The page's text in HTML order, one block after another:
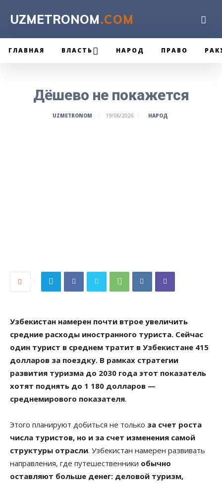
UZMETRONOM.COM
ГЛАВНАЯ ВЛАСТЬ НАРОД ПРАВО
Дёшево не покажется
UZMETRONOM 19/06/2026 НАРОД
Узбекистан намерен почти втрое увеличить
средние расходы иностранного туриста. Сейчас
один турист в среднем тратит в Узбекистане 415
долларов за поездку. В рамках стратегии
развития туризма до 2030 года этот показатель
хотят поднять до 1 180 долларов —
среднемирового показателя.
Этого планируют добиться не только за счет роста
числа туристов, но и за счет изменения самой
структуры отрасли. Узбекистан намерен развивать
направления, где путешественники обычно
оставляют больше денег: деловой туризм,